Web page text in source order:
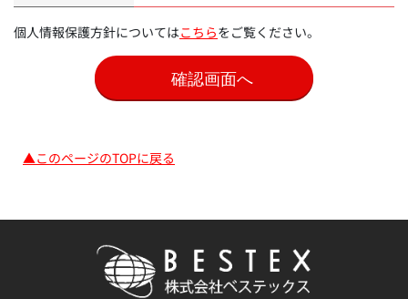
個人情報保護方針についてはこちらをご覧ください。
▲このページのTOPに戻る